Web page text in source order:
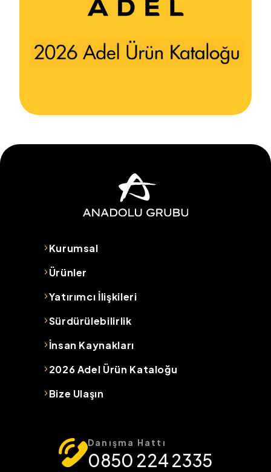
Kurumsal
Ürünler
Yatırımcı İlişkileri
Sürdürülebilirlik
İnsan Kaynakları
2026 Adel Ürün Kataloğu
Bize Ulaşın
Danışma Hattı
0850 224 2335